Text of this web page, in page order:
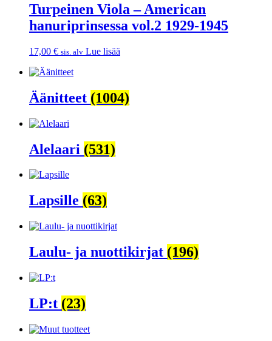
Turpeinen Viola – American
hanuriprinsessa vol.2 1929-1945
17,00 € sis. alv Lue lisää
Äänitteet (1004)
Alelaari (531)
Lapsille (63)
Laulu- ja nuottikirjat (196)
LP:t (23)